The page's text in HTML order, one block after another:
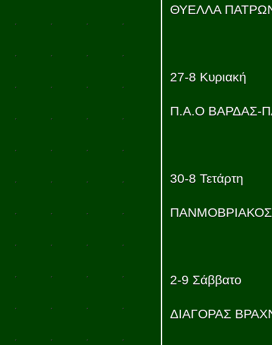
ΘΥΕΛΛΑ
27-8 Κυριακή
Π.Α.Ο ΒΑΡΔΑΣ-
30-8 Τετάρτη
2-9 Σάββατο
ΔΙΑΓΟΡΑΣ